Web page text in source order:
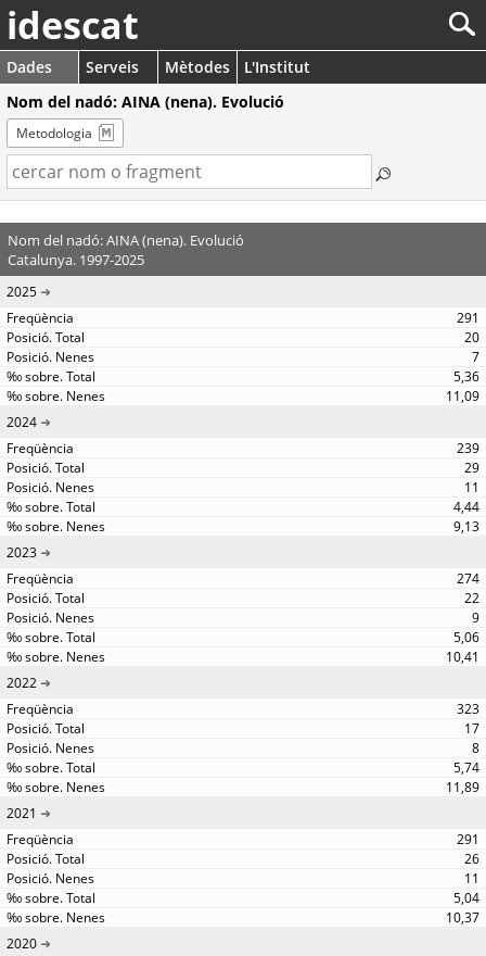
idescat
Dades Serveis Mètodes
L'Institut
Nom del nadó: AINA (nena). Evolució
Metodologia
Nom del nadó: AINA (nena). Evolució
Catalunya. 1997-2025
2025
291
20
7
5,36
11,09
2024
239
29
11
4,44
9,13
2023
274
22
9
5,06
10,41
2022
323
17
8
5,74
11,89
2021
291
26
11
5,04
10,37
2020